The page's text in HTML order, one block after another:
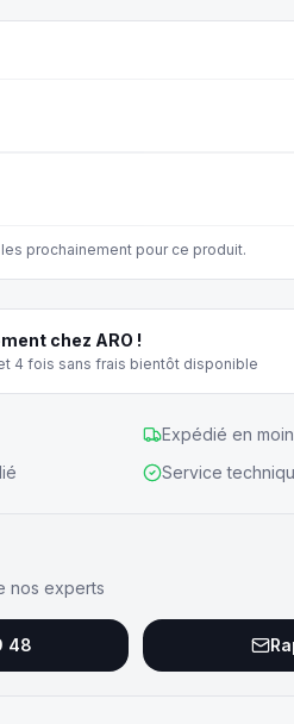
prochainement pour ce produit.
chez ARO !
4 fois sans frais bientôt disponible
Expédié en
Service
nos experts
48